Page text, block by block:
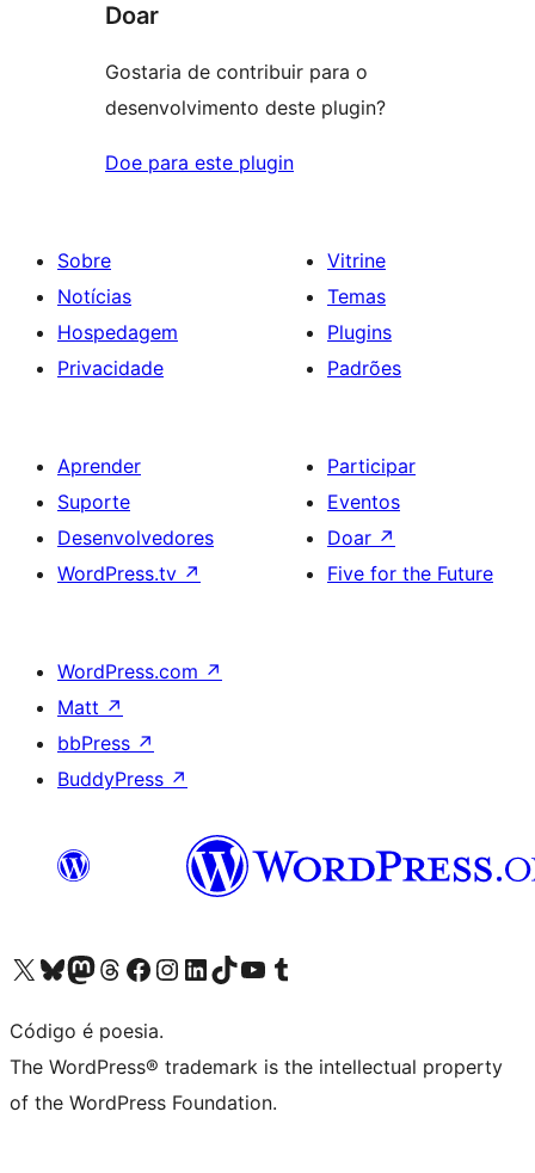
Doar
Gostaria de contribuir para o
desenvolvimento deste plugin?
Doe para este plugin
Sobre
Notícias
Hospedagem
Privacidade
Vitrine
Temas
Plugins
Padrões
Aprender
Suporte
Desenvolvedores
WordPress.tv ↗
Participar
Eventos
Doar ↗
Five for the Future
WordPress.com ↗
Matt ↗
bbPress ↗
BuddyPress ↗
Acessar nossa conta do X (antigo Twitter)
Acessar nossa conta do Bluesky
Acessar nossa conta do Mastodon
Acessar nossa conta do Threads
Acessar nossa página do Facebook
Acessar nossa conta do Instagram
Acessar nossa conta do LinkedIn
Acessar nossa conta do TikTok
Acessar nosso canal do YouTube
Acessar nossa conta no Tumblr
Código é poesia.
The WordPress® trademark is the intellectual property
of the WordPress Foundation.